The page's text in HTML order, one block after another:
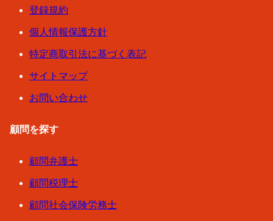
登録規約
個人情報保護方針
特定商取引法に基づく表記
サイトマップ
お問い合わせ
顧問を探す
顧問弁護士
顧問税理士
顧問社会保険労務士